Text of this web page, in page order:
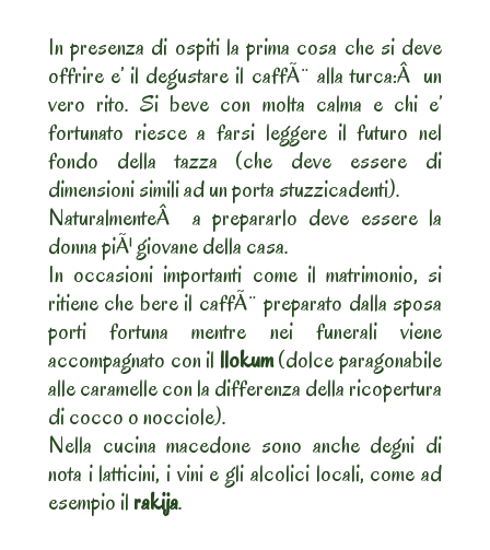
In presenza di ospiti la prima cosa che si deve
offrire e’ il degustare il caffÃ¨ alla turca:Â un
vero rito. Si beve con molta calma e chi e’
fortunato riesce a farsi leggere il futuro nel
fondo della tazza (che deve essere di
dimensioni simili ad un porta stuzzicadenti).
NaturalmenteÂ a prepararlo deve essere la
donna piÃ¹ giovane della casa.
In occasioni importanti come il matrimonio, si
ritiene che bere il caffÃ¨ preparato dalla sposa
porti fortuna mentre nei funerali viene
accompagnato con il llokum(dolce paragonabile
alle caramelle con la differenza della ricopertura
di cocco o nocciole).
Nella cucina macedone sono anche degni di
nota i latticini, i vini e gli alcolici locali, come ad
esempio il rakija.